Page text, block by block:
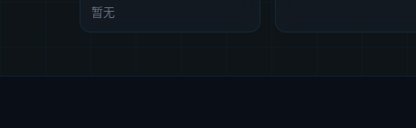
暂无